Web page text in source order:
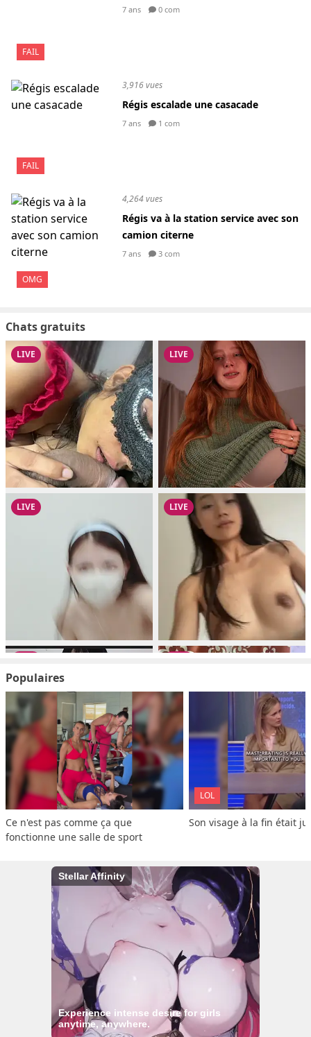
FAIL
7 ans 0 com
FAIL
3,916 vues
Régis escalade une casacade
7 ans 1 com
OMG
4,264 vues
Régis va à la station service avec son
camion citerne
7 ans 3 com
Chats gratuits
Populaires
Ce n'est pas comme ça que
fonctionne une salle de sport
LOL
Son visage à la fin était